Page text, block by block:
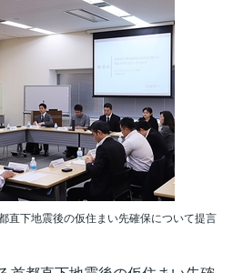
直下地震後の仮住まい先確保について提言